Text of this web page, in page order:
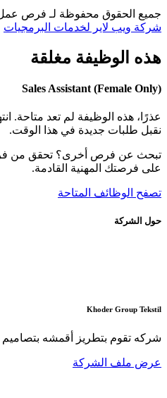
جميع الحقوق محفوظة لـ فرص عمل في
شركة ويب لاير لخدمات البرمجيات
هذه الوظيفة مغلقة
Sales Assistant (Female Only)
عذرًا، هذه الوظيفة لم تعد متاحة.
نقبل طلبات جديدة في هذا الوقت.
تبحث عن فرص أخرى؟ تحقق من فرص
على فرصتك المهنية القادمة.
تصفح الوظائف المتاحة
حول الشركة
Khoder Group Tekstil
شركه تقوم بتطريز أقمشه بتصاميم
عرض ملف الشركة